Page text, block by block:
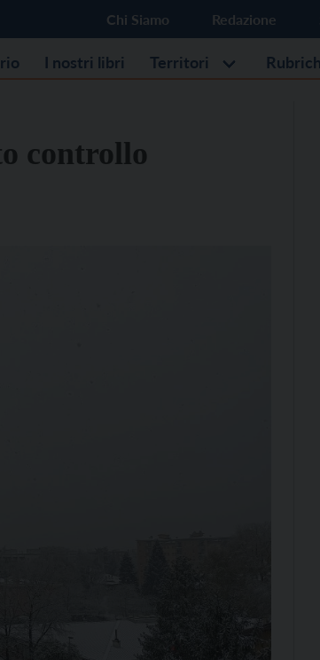
Chi Siamo Redazione
I nostri libri Territori
controllo